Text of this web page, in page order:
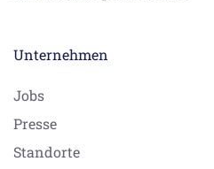
Unternehmen
Jobs
Presse
Standorte